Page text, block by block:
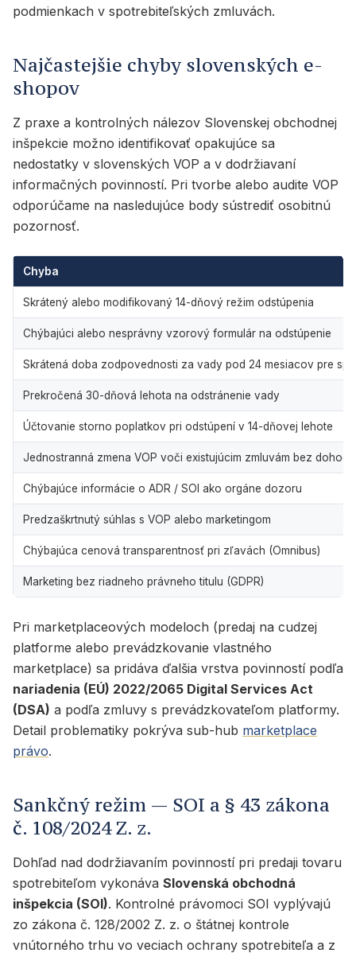
podmienkach v spotrebiteľských zmluvách.
Najčastejšie chyby slovenských e-
shopov
Z praxe a kontrolných nálezov Slovenskej obchodnej
inšpekcie možno identifikovať opakujúce sa
nedostatky v slovenských VOP a v dodržiavaní
informačných povinností. Pri tvorbe alebo audite VOP
odporúčame na nasledujúce body sústrediť osobitnú
pozornosť.
Chyba
Skrátený alebo modifikovaný 14-dňový režim odstúpenia
Chýbajúci alebo nesprávny vzorový formulár na odstúpenie
Skrátená doba zodpovednosti za vady pod 24 mesiacov pre
Prekročená 30-dňová lehota na odstránenie vady
Účtovanie storno poplatkov pri odstúpení v 14-dňovej lehote
Jednostranná zmena VOP voči existujúcim zmluvám bez
Chýbajúce informácie o ADR / SOI ako orgáne dozoru
Predzaškrtnutý súhlas s VOP alebo marketingom
Chýbajúca cenová transparentnosť pri zľavách (Omnibus)
Marketing bez riadneho právneho titulu (GDPR)
Pri marketplaceových modeloch (predaj na cudzej
platforme alebo prevádzkovanie vlastného
marketplace) sa pridáva ďalšia vrstva povinností podľa
nariadenia (EÚ) 2022/2065 Digital Services Act
(DSA) a podľa zmluvy s prevádzkovateľom platformy.
Detail problematiky pokrýva sub-hub marketplace
právo.
Sankčný režim — SOI a § 43 zákona
č. 108/2024 Z. z.
Dohľad nad dodržiavaním povinností pri predaji tovaru
spotrebiteľom vykonáva Slovenská obchodná
inšpekcia (SOI). Kontrolné právomoci SOI vyplývajú
zo zákona č. 128/2002 Z. z. o štátnej kontrole
vnútorného trhu vo veciach ochrany spotrebiteľa a z